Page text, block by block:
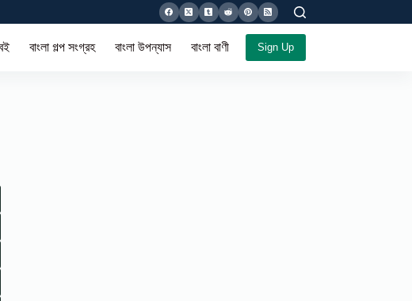
বাংলা গল্প সংগ্রহ বাংলা উপন্যাস বাংলা বাণী সমগ্র Sign Up